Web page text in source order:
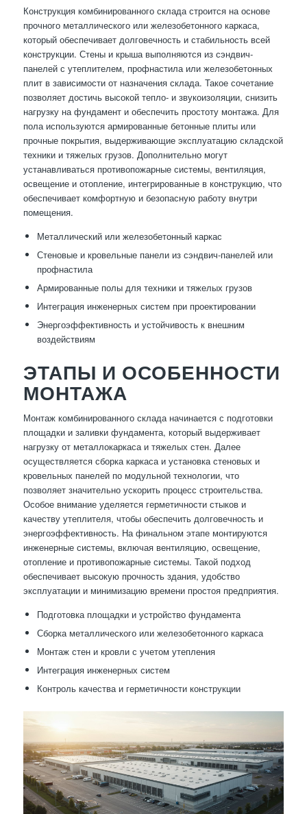
Конструкция комбинированного склада строится на основе
прочного металлического или железобетонного каркаса,
который обеспечивает долговечность и стабильность всей
конструкции. Стены и крыша выполняются из сэндвич-
панелей с утеплителем, профнастила или железобетонных
плит в зависимости от назначения склада. Такое сочетание
позволяет достичь высокой тепло- и звукоизоляции, снизить
нагрузку на фундамент и обеспечить простоту монтажа. Для
пола используются армированные бетонные плиты или
прочные покрытия, выдерживающие эксплуатацию складской
техники и тяжелых грузов. Дополнительно могут
устанавливаться противопожарные системы, вентиляция,
освещение и отопление, интегрированные в конструкцию, что
обеспечивает комфортную и безопасную работу внутри
помещения.
Металлический или железобетонный каркас
Стеновые и кровельные панели из сэндвич-панелей или
профнастила
Армированные полы для техники и тяжелых грузов
Интеграция инженерных систем при проектировании
Энергоэффективность и устойчивость к внешним
воздействиям
ЭТАПЫ И ОСОБЕННОСТИ
МОНТАЖА
Монтаж комбинированного склада начинается с подготовки
площадки и заливки фундамента, который выдерживает
нагрузку от металлокаркаса и тяжелых стен. Далее
осуществляется сборка каркаса и установка стеновых и
кровельных панелей по модульной технологии, что
позволяет значительно ускорить процесс строительства.
Особое внимание уделяется герметичности стыков и
качеству утеплителя, чтобы обеспечить долговечность и
энергоэффективность. На финальном этапе монтируются
инженерные системы, включая вентиляцию, освещение,
отопление и противопожарные системы. Такой подход
обеспечивает высокую прочность здания, удобство
эксплуатации и минимизацию времени простоя предприятия.
Подготовка площадки и устройство фундамента
Сборка металлического или железобетонного каркаса
Монтаж стен и кровли с учетом утепления
Интеграция инженерных систем
Контроль качества и герметичности конструкции